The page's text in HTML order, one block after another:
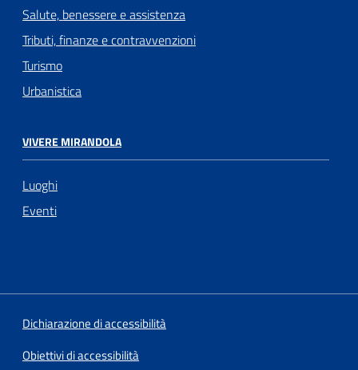
Salute, benessere e assistenza
Tributi, finanze e contravvenzioni
Turismo
Urbanistica
VIVERE MIRANDOLA
Luoghi
Eventi
Dichiarazione di accessibilità
Obiettivi di accessibilità